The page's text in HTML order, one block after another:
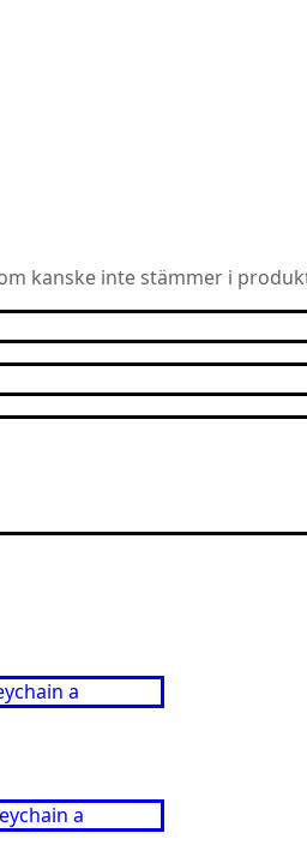
kanske inte stämmer i